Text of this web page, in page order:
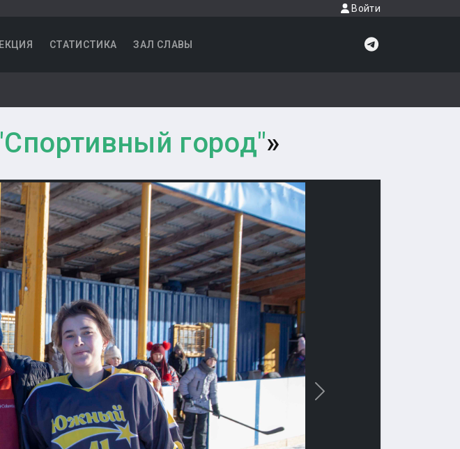
Войти
СТАТИСТИКА ЗАЛ СЛАВЫ
город"»
Вперед